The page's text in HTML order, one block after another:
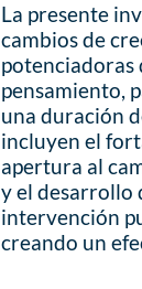
La presente
cambios de
potenciadoras
pensamiento,
una duración
incluyen el
apertura al
y el desarrollo
intervención
creando un